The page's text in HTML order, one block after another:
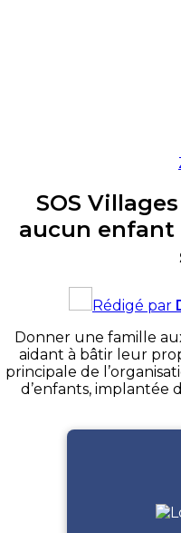
SOS
aucun
Rédigé par
Donner une famille
aidant à bâtir leur
principale de
d’enfants, implantée